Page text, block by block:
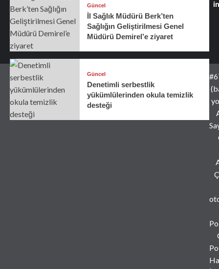
Güncel
İl Sağlık Müdürü Berk’ten
Sağlığın Geliştirilmesi Genel
Müdürü Demirel’e ziyaret
Güncel
Denetimli serbestlik
yükümlülerinden okula temizlik
desteği